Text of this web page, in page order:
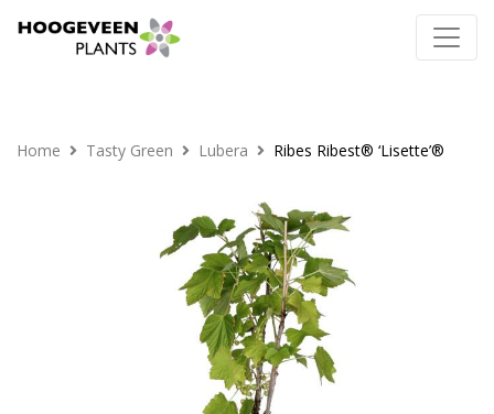
Home Tasty Green Lubera Ribes Ribest® ‘Lisette’®